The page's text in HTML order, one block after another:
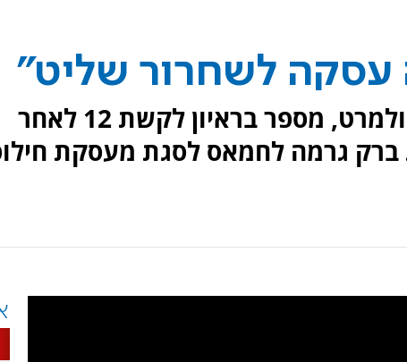
עסקה לשחרור שליט"
ראש הממשלה לשעבר, אהוד אולמרט, מספר בראיון לקשת 12 לאחר
ברק גרמה לחמאס לסגת מעסקת